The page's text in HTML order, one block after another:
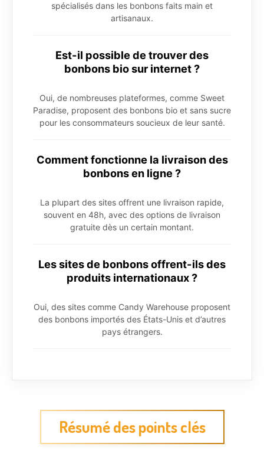
spécialisés dans les bonbons faits main et
artisanaux.
Est-il possible de trouver des
bonbons bio sur internet ?
Oui, de nombreuses plateformes, comme Sweet
Paradise, proposent des bonbons bio et sans sucre
pour les consommateurs soucieux de leur santé.
Comment fonctionne la livraison des
bonbons en ligne ?
La plupart des sites offrent une livraison rapide,
souvent en 48h, avec des options de livraison
gratuite dès un certain montant.
Les sites de bonbons offrent-ils des
produits internationaux ?
Oui, des sites comme Candy Warehouse proposent
des bonbons importés des États-Unis et d’autres
pays étrangers.
Résumé des points clés